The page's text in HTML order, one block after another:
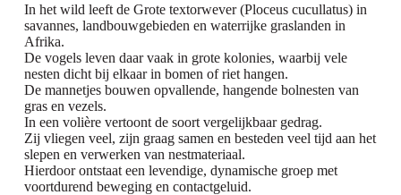
In het wild leeft de Grote textorwever (Ploceus cucullatus) in
savannes, landbouwgebieden en waterrijke graslanden in
Afrika.
De vogels leven daar vaak in grote kolonies, waarbij vele
nesten dicht bij elkaar in bomen of riet hangen.
De mannetjes bouwen opvallende, hangende bolnesten van
gras en vezels.
In een volière vertoont de soort vergelijkbaar gedrag.
Zij vliegen veel, zijn graag samen en besteden veel tijd aan het
slepen en verwerken van nestmateriaal.
Hierdoor ontstaat een levendige, dynamische groep met
voortdurend beweging en contactgeluid.